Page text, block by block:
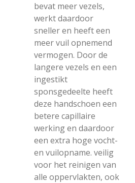
bevat meer vezels,
werkt daardoor
sneller en heeft een
meer vuil opnemend
vermogen. Door de
langere vezels en een
ingestikt
sponsgedeelte heeft
deze handschoen een
betere capillaire
werking en daardoor
een extra hoge vocht-
en vuilopname. veilig
voor het reinigen van
alle oppervlakten, ook